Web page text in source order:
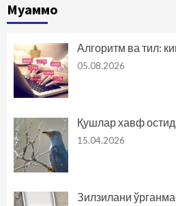
Муаммо
Алгоритм ва тил:
05.08.2026
Қушлар хавф
15.04.2026
Зилзилани